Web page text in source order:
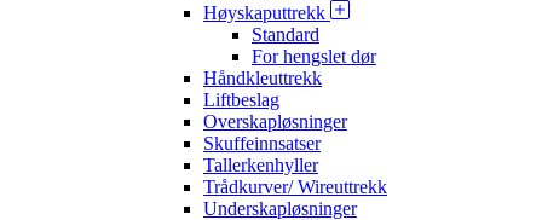
Høyskaputtrekk
Standard
For hengslet dør
Håndkleuttrekk
Liftbeslag
Overskapløsninger
Skuffeinnsatser
Tallerkenhyller
Trådkurver/ Wireuttrekk
Underskapløsninger